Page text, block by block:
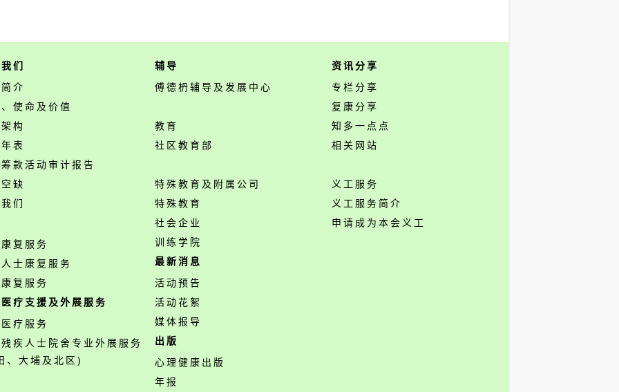
们
介
使命及价值
构
表
款活动审计报告
缺
们
复服务
士康复服务
复服务
疗支援及外展服务
疗服务
疾人士院舍专业外展服务
、大埔及北区)
辅导
傅德枬辅导及发展中心
教育
社区教育部
特殊教育及附属公司
特殊教育
社会企业
训练学院
最新消息
活动预告
活动花絮
媒体报导
出版
心理健康出版
年报
资讯分享
专栏分享
复康分享
知多一点点
相关网站
义工服务
义工服务简介
申请成为本会义工